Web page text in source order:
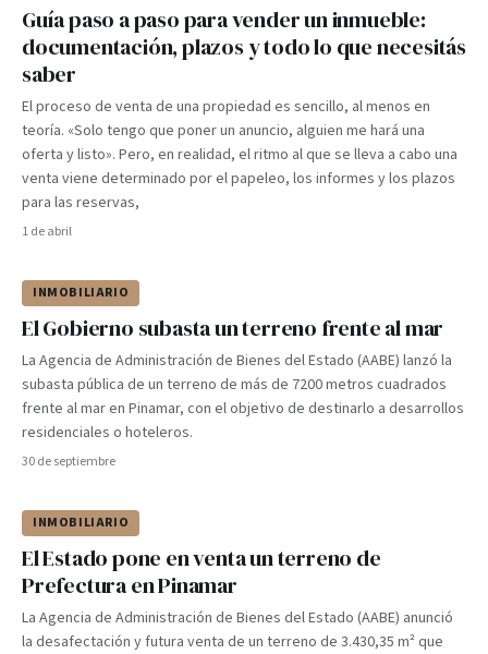
Guía paso a paso para vender un inmueble:
documentación, plazos y todo lo que necesitás
saber
El proceso de venta de una propiedad es sencillo, al menos en
teoría. «Solo tengo que poner un anuncio, alguien me hará una
oferta y listo». Pero, en realidad, el ritmo al que se lleva a cabo una
venta viene determinado por el papeleo, los informes y los plazos
para las reservas,
1 de abril
INMOBILIARIO
El Gobierno subasta un terreno frente al mar
La Agencia de Administración de Bienes del Estado (AABE) lanzó la
subasta pública de un terreno de más de 7200 metros cuadrados
frente al mar en Pinamar, con el objetivo de destinarlo a desarrollos
residenciales o hoteleros.
30 de septiembre
INMOBILIARIO
El Estado pone en venta un terreno de
Prefectura en Pinamar
La Agencia de Administración de Bienes del Estado (AABE) anunció
la desafectación y futura venta de un terreno de 3.430,35 m² que